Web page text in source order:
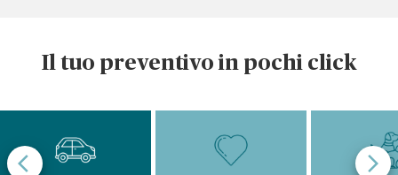
Il tuo preventivo in pochi click